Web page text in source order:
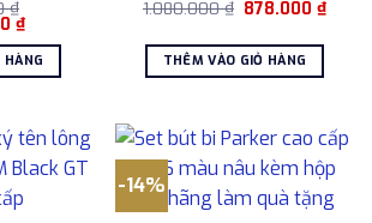
₫
₫.
₫Giá
hiện
tại
là:
14.500.000 ₫.
HÀNG
1.080.000₫ Giá
1.080.000 ₫.
878.000₫Giá
hiện
THÊM VÀO GIỎ HÀNG
-14%